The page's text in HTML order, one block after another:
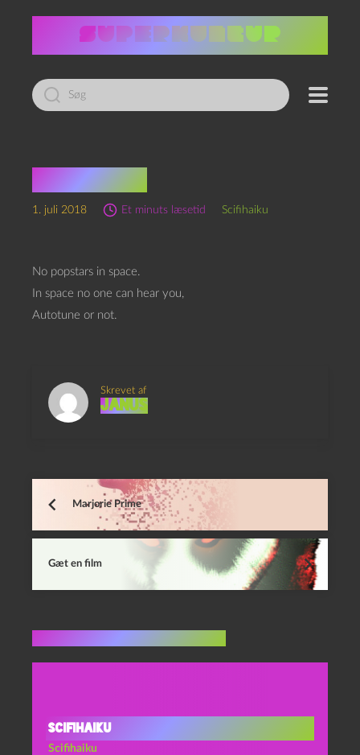
Led
efter:
Scifihaiku
1. juli 2018 Et minuts læsetid Scifihaiku
No popstars in space.
In space no one can hear you,
Autotune or not.
Skrevet af
Janus
Marjorie Prime
Gæt en film
Scifihaiku
Scifihaiku